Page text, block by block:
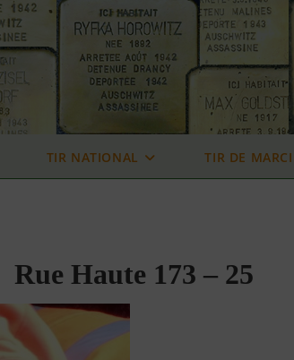
TIR NATIONAL TIR DE
Rue Haute 173 – 25